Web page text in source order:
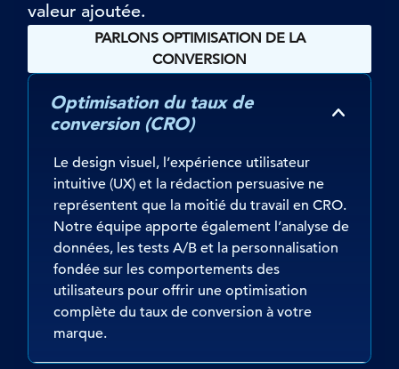
valeur ajoutée.
PARLONS OPTIMISATION DE LA
CONVERSION
Optimisation du taux de
conversion (CRO)
Le design visuel, l’expérience utilisateur
intuitive (UX) et la rédaction persuasive ne
représentent que la moitié du travail en CRO.
Notre équipe apporte également l’analyse de
données, les tests A/B et la personnalisation
fondée sur les comportements des
utilisateurs pour offrir une optimisation
complète du taux de conversion à votre
marque.